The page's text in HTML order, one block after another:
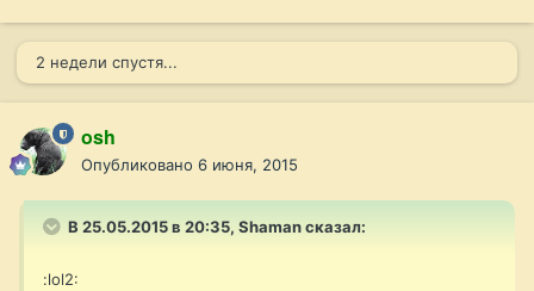
2 недели спустя...
osh
Опубликовано 6 июня, 2015
В 25.05.2015 в 20:35, Shaman сказал:
:lol2: